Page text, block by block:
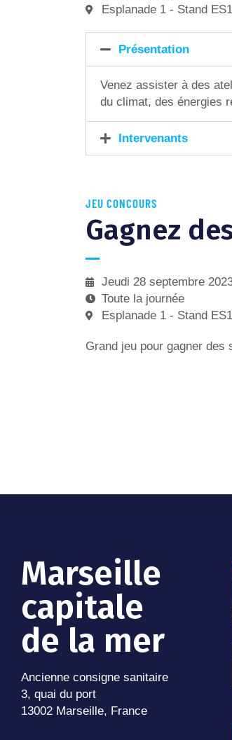
Esplanade 1 - Stand
Présentation
Venez assister à des
du climat, des énergies
Intervenants
JEU CONCOURS
Gagnez
Jeudi 28 septembre
Toute la journée
Esplanade 1 - Stand
Grand jeu pour gagner des
Marseille
capitale
de la mer
Ancienne consigne sanitaire
3, quai du port
13002 Marseille, France